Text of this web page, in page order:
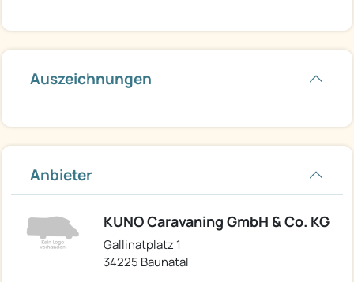
Auszeichnungen
Anbieter
KUNO Caravaning GmbH & Co. KG
Gallinatplatz 1
34225 Baunatal